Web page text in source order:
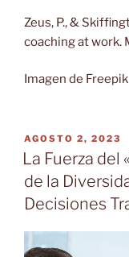
Zeus, P., &
coaching at work.
Imagen de Freepik
PUBLICADO
EL
AGOSTO 2, 2023
La Fuerza del
de la
Decisiones